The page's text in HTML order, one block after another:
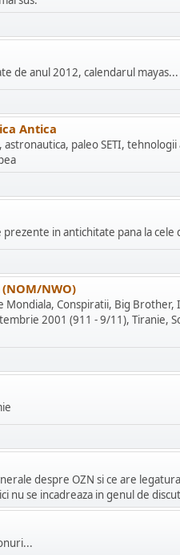
de anul 2012, calendarul mayas...
Antica
paleo SETI,
in antichitate pana la cele
NWO)
Mondiala, Conspiratii, Big
2001 (911 - 9/11), Tiranie,
despre OZN si ce are
nu se incadreaza in genul de